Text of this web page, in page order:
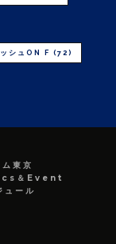
シュON F (72)
東京
＆Event
ュール